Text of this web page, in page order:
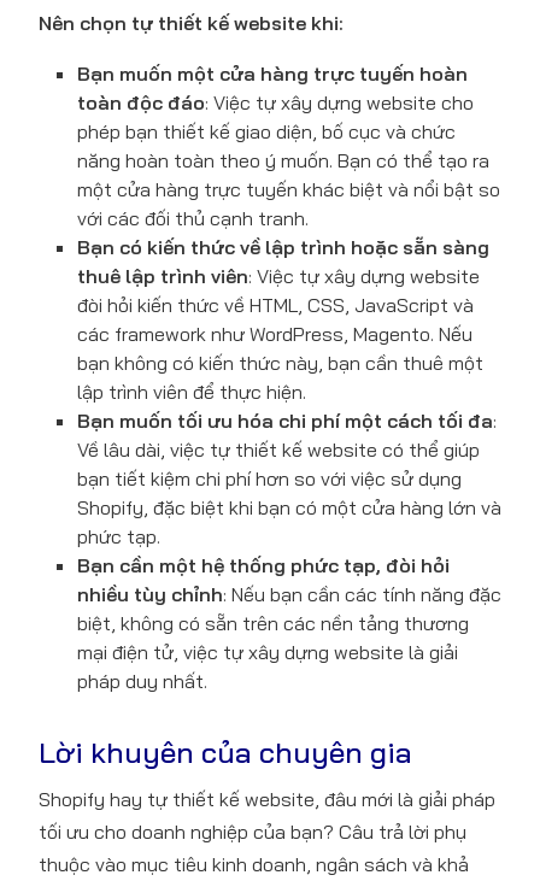
Nên chọn tự thiết kế website khi:
Bạn muốn một cửa hàng trực tuyến hoàn
toàn độc đáo: Việc tự xây dựng website cho
phép bạn thiết kế giao diện, bố cục và chức
năng hoàn toàn theo ý muốn. Bạn có thể tạo ra
một cửa hàng trực tuyến khác biệt và nổi bật so
với các đối thủ cạnh tranh.
Bạn có kiến thức về lập trình hoặc sẵn sàng
thuê lập trình viên: Việc tự xây dựng website
đòi hỏi kiến thức về HTML, CSS, JavaScript và
các framework như WordPress, Magento. Nếu
bạn không có kiến thức này, bạn cần thuê một
lập trình viên để thực hiện.
Bạn muốn tối ưu hóa chi phí một cách tối đa:
Về lâu dài, việc tự thiết kế website có thể giúp
bạn tiết kiệm chi phí hơn so với việc sử dụng
Shopify, đặc biệt khi bạn có một cửa hàng lớn và
phức tạp.
Bạn cần một hệ thống phức tạp, đòi hỏi
nhiều tùy chỉnh: Nếu bạn cần các tính năng đặc
biệt, không có sẵn trên các nền tảng thương
mại điện tử, việc tự xây dựng website là giải
pháp duy nhất.
Lời khuyên của chuyên gia
Shopify hay tự thiết kế website, đâu mới là giải pháp
tối ưu cho doanh nghiệp của bạn? Câu trả lời phụ
thuộc vào mục tiêu kinh doanh, ngân sách và khả